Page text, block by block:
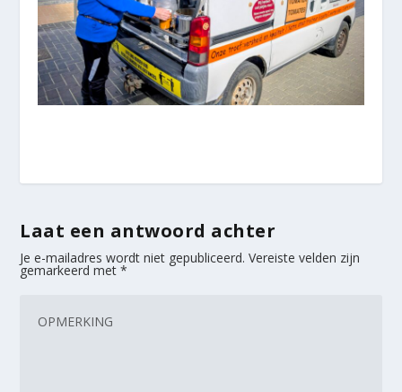
Laat een antwoord achter
Je e-mailadres wordt niet gepubliceerd. Vereiste velden zijn
gemarkeerd met*